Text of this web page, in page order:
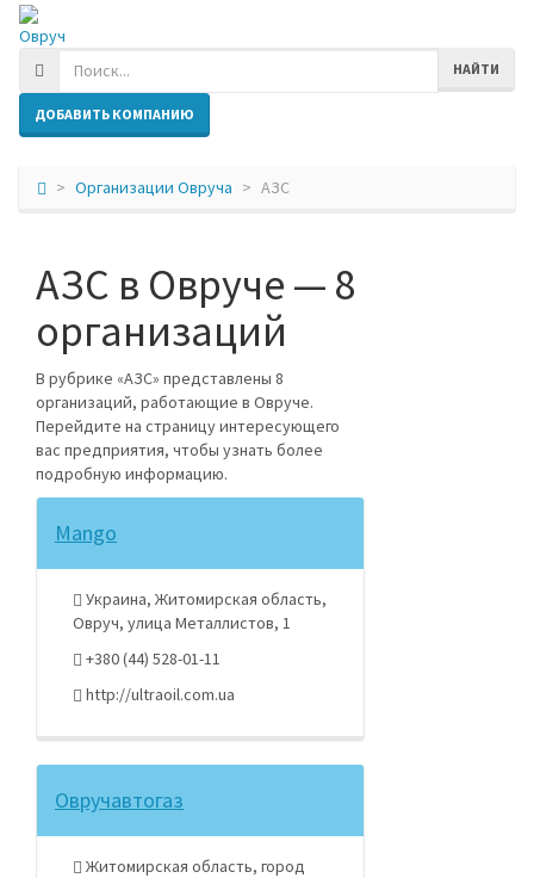
Овруч
НАЙТИ
ДОБАВИТЬ КОМПАНИЮ
Организации Овруча АЗС
АЗС в Овруче — 8
организаций
В рубрике «АЗС» представлены 8
организаций, работающие в Овруче.
Перейдите на страницу интересующего
вас предприятия, чтобы узнать более
подробную информацию.
Mango
Украина, Житомирская область,
Овруч, улица Металлистов, 1
+380 (44) 528-01-11
http://ultraoil.com.ua
Овручавтогаз
Житомирская область, город